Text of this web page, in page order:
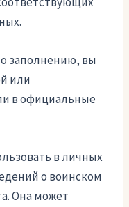
заполнению, вы
или
в официальные
в личных
о воинском
Она может